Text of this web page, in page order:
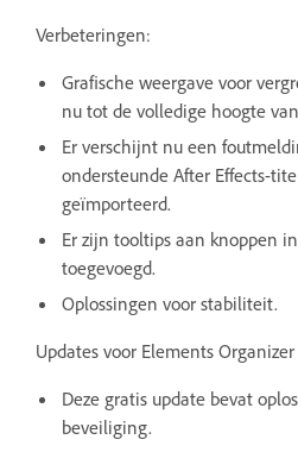
Verbeteringen:
Grafische weergave voor
nu tot de volledige hoogte
Er verschijnt nu een
ondersteunde After Effects-
geïmporteerd.
Er zijn tooltips aan knoppen
toegevoegd.
Oplossingen voor stabiliteit.
Updates voor Elements Organizer
Deze gratis update bevat
beveiliging.